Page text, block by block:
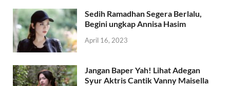
Sedih Ramadhan Segera Berlalu,
Begini ungkap Annisa Hasim
April 16, 2023
Jangan Baper Yah! Lihat Adegan
Syur Aktris Cantik Vanny Maisella